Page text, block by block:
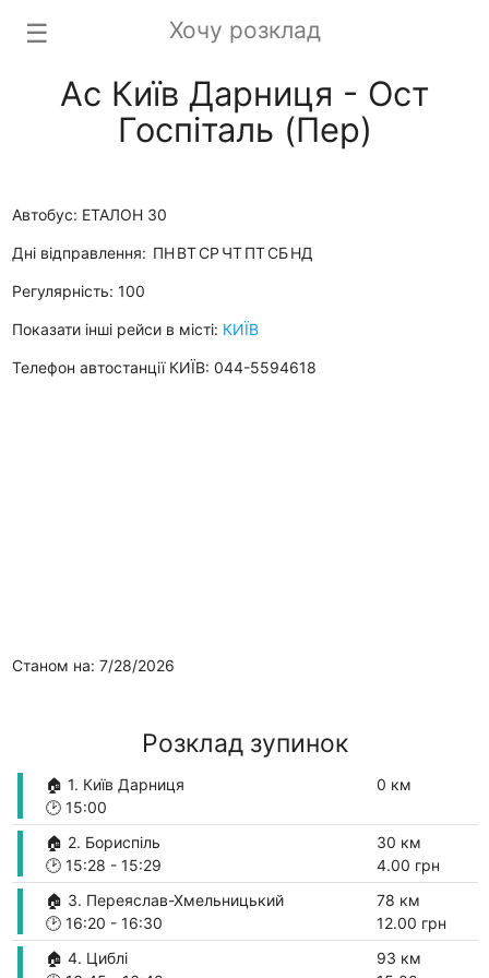
Хочу розклад
☰
Ас Київ Дарниця - Ост
Госпіталь (Пер)
Автобус: ЕТАЛОН 30
Дні відправлення: ПН ВТСР ЧТ ПТСБ НД
Регулярність: 100
Показати інші рейси в місті: КИЇВ
Телефон автостанції КИЇВ: 044-5594618
Станом на: 7/28/2026
Розклад зупинок
🏠 1. Київ Дарниця
🕑15:00
0 км
🏠 2. Бориспіль
🕑15:28 - 15:29
30 км
4.00 грн
🏠 3. Переяслав-Хмельницький
🕑16:20 - 16:30
78 км
12.00 грн
🏠 4. Циблі
93 км